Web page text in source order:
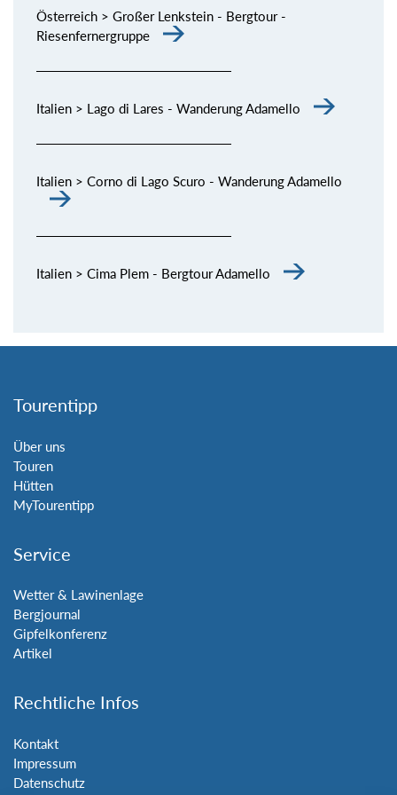
Österreich > Großer Lenkstein - Bergtour -
Riesenfernergruppe
Italien > Lago di Lares - Wanderung Adamello
Italien > Corno di Lago Scuro - Wanderung Adamello
Italien > Cima Plem - Bergtour Adamello
Tourentipp
Über uns
Touren
Hütten
MyTourentipp
Service
Wetter & Lawinenlage
Bergjournal
Gipfelkonferenz
Artikel
Rechtliche Infos
Kontakt
Impressum
Datenschutz